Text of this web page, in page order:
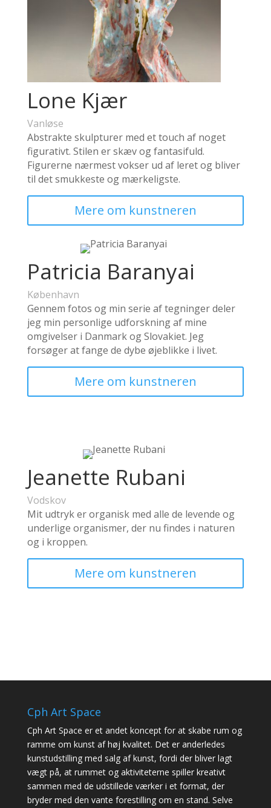
Lone Kjær
Vanløse
Abstrakte skulpturer med et touch af noget
figurativt. Stilen er skæv og fantasifuld.
Figurerne nærmest vokser ud af leret og bliver
til det smukkeste og mærkeligste.
Mere om kunstneren
Patricia Baranyai
København
Gennem fotos og min serie af tegninger deler
jeg min personlige udforskning af mine
omgivelser i Danmark og Slovakiet. Jeg
forsøger at fange de dybe øjeblikke i livet.
Mere om kunstneren
Jeanette Rubani
Vodskov
Mit udtryk er organisk med alle de levende og
underlige organismer, der nu findes i naturen
og i kroppen.
Mere om kunstneren
Cph Art Space
Cph Art Space er et andet koncept for at skabe rum og
ramme om kunst af høj kvalitet. Det er anderledes
kunstudstilling med salg af kunst, fordi der bliver lagt
vægt på, at rummet og aktiviteterne spiller kreativt
sammen med de udstillede værker i et format, der
bryder med den vante forestilling om en stand. Selve